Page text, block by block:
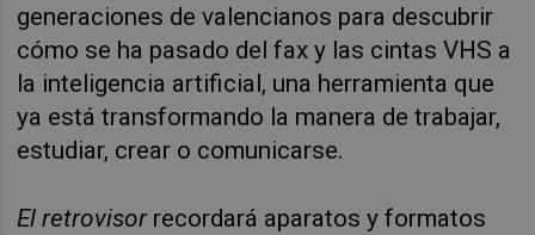
generaciones de valencianos para descubrir
cómo se ha pasado del fax y las cintas VHS a
la inteligencia artificial, una herramienta que
ya está transformando la manera de trabajar,
estudiar, crear o comunicarse.
El retrovisorrecordará aparatos y formatos